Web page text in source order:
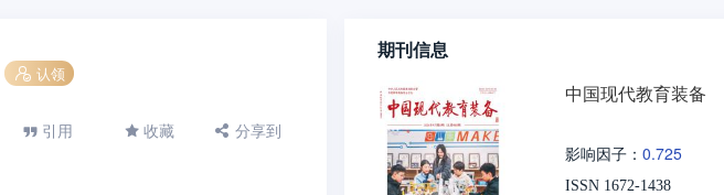
认领
引用 收藏 分享到
期刊信息
中国现代教育装备
影响因子： 0.725
ISSN 1672-1438